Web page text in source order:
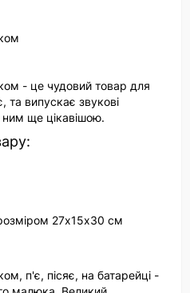
- це чудовий товар для
та випускає звукові
ним ще цікавішою.
27х15х30 см
п'є, пісяє, на батарейці -